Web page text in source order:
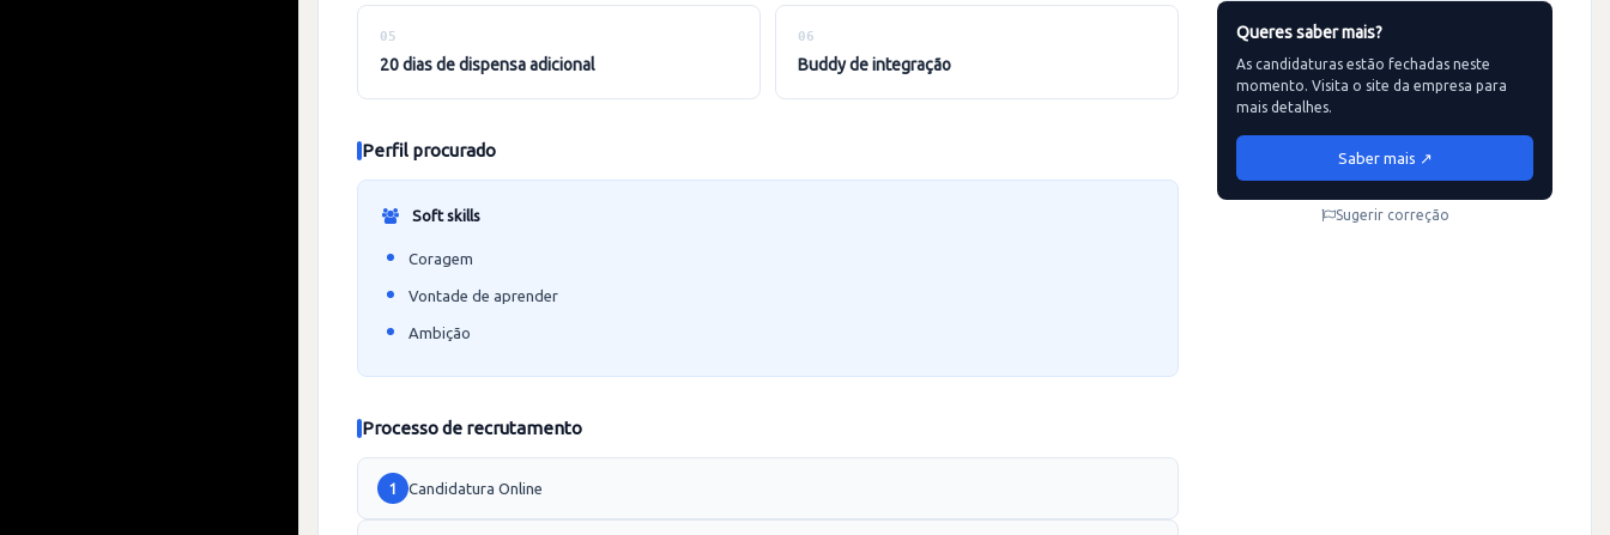
05
20 dias de dispensa adicional
06
buddy de integração
Perfil procurado
Soft skills
Coragem
Vontade de aprender
Ambição
Processo de recrutamento
1 Candidatura Online
Queres saber mais?
As candidaturas estão fechadas neste
momento. Visita o site da empresa para
mais detalhes.
Saber mais ↗
Sugerir correção